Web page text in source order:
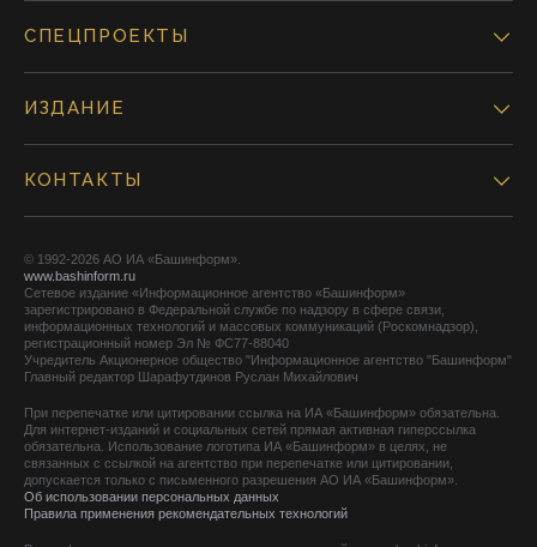
СПЕЦПРОЕКТЫ
ИЗДАНИЕ
КОНТАКТЫ
© 1992-2026 АО ИА «Башинформ».
www.bashinform.ru
Сетевое издание «Информационное агентство «Башинформ»
зарегистрировано в Федеральной службе по надзору в сфере связи,
информационных технологий и массовых коммуникаций (Роскомнадзор),
регистрационный номер Эл № ФС77-88040
Учредитель Акционерное общество "Информационное агентство "Башинформ"
Главный редактор Шарафутдинов Руслан Михайлович
При перепечатке или цитировании ссылка на ИА «Башинформ» обязательна.
Для интернет-изданий и социальных сетей прямая активная гиперссылка
обязательна. Использование логотипа ИА «Башинформ» в целях, не
связанных с ссылкой на агентство при перепечатке или цитировании,
допускается только с письменного разрешения АО ИА «Башинформ».
Об использовании персональных данных
Правила применения рекомендательных технологий